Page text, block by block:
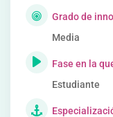
Grado de
Media
Fase en la
Estudiante